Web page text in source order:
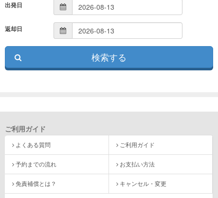
出発日
返却日
ご利用ガイド
よくある質問 ご利用ガイド
予約までの流れ お支払い方法
免責補償とは？ キャンセル・変更